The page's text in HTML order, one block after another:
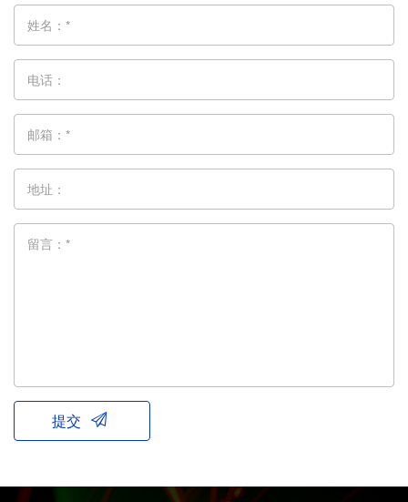
姓名：*
电话：
邮箱：*
地址：
留言：*
提交